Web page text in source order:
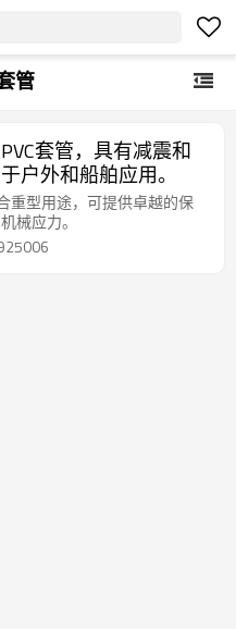
管
套管，具有减震和
户外和船舶应用。
重型用途，可提供卓越的保
械应力。